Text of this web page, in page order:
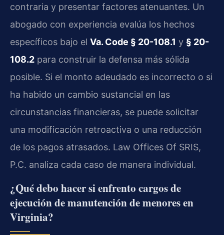
contraria y presentar factores atenuantes. Un
abogado con experiencia evalúa los hechos
específicos bajo el Va. Code § 20-108.1 y § 20-
108.2 para construir la defensa más sólida
posible. Si el monto adeudado es incorrecto o si
ha habido un cambio sustancial en las
circunstancias financieras, se puede solicitar
una modificación retroactiva o una reducción
de los pagos atrasados. Law Offices Of SRIS,
P.C. analiza cada caso de manera individual.
¿Qué debo hacer si enfrento cargos de
ejecución de manutención de menores en
Virginia?